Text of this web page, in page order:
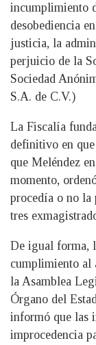
incumplimiento
desobediencia
justicia, la
perjuicio de la
Sociedad
S.A. de C.V.)
La Fiscalía
definitivo en
que Meléndez
momento,
procedía o no la
tres
De igual forma,
cumplimiento al
la Asamblea
Órgano del
informó que las
improcedencia